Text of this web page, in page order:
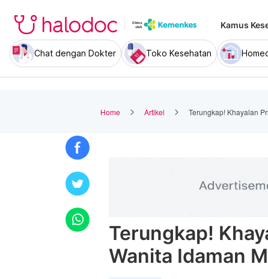
Kamus
Chat dengan Dokter Toko Kesehatan
Home Artikel Terungkap! Khayalan
Terungkap!
Wanita Idaman